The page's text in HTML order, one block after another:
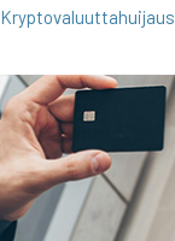
Kryptovaluuttahuijaus